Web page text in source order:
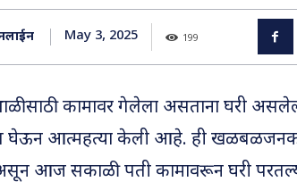
May 3, 2025 199
कामावर गेलेला असताना घरी
आत्महत्या केली आहे. ही खळबळजनक
आज सकाळी पती कामावरून घरी